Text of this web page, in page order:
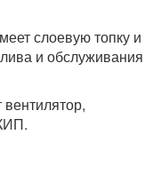
слоевую топку и
и обслуживания
вентилятор,